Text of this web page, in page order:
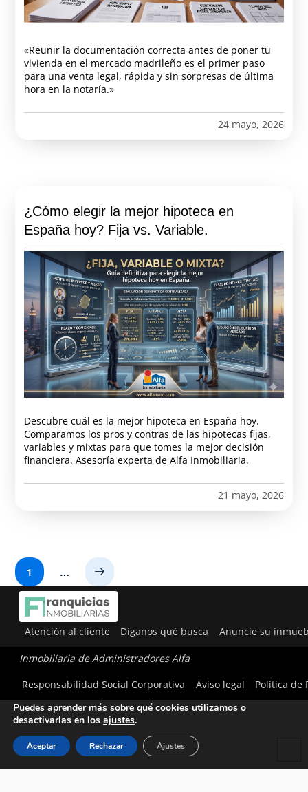
«Reunir la documentación correcta antes de poner tu
vivienda en el mercado madrileño es el primer paso
para una venta legal, rápida y sin sorpresas de última
hora en la notaría.»
24 mayo, 2026
¿Cómo elegir la mejor hipoteca en
España hoy? Fija vs. Variable.
Descubre cuál es la mejor hipoteca en España hoy.
Comparamos los pros y contras de las hipotecas fijas,
variables y mixtas para que tomes la mejor decisión
financiera. Asesoría experta de Alfa Inmobiliaria.
21 mayo, 2026
1 … Next
Atención al cliente Díganos qué busca Anuncie su
Inmobiliaria de Administradores Alfa
Responsabilidad Social Corporativa
Aviso legal Política de
Utilizamos cookies para ofrecerte la mejor experiencia en
Puedes aprender más sobre qué cookies utilizamos o
desactivarlas en los ajustes.
Aceptar Rechazar Ajustes